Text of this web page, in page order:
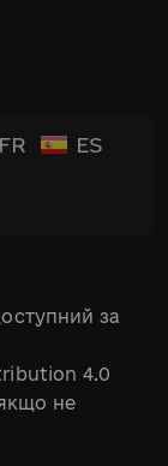
FR ES
за
4.0
не